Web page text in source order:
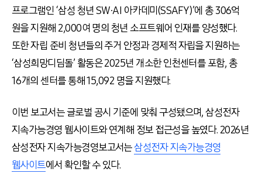
프로그램인 ‘삼성 청년 SW∙AI 아카데미(SSAFY)’에 총 306억
원을 지원해 2,000여 명의 청년 소프트웨어 인재를 양성했다.
또한 자립 준비 청년들의 주거 안정과 경제적 자립을 지원하는
‘삼성희망디딤돌’ 활동은 2025년 개소한 인천센터를 포함, 총
16개의 센터를 통해 15,092 명을 지원했다.
이번 보고서는 글로벌 공시 기준에 맞춰 구성됐으며, 삼성전자
지속가능경영 웹사이트와 연계해 정보 접근성을 높였다. 2026년
삼성전자 지속가능경영보고서는삼성전자 지속가능경영
웹사이트에서 확인할 수 있다.